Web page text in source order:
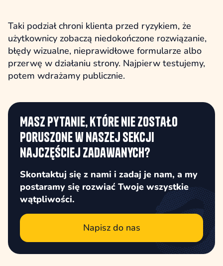
Taki podział chroni klienta przed ryzykiem, że
użytkownicy zobaczą niedokończone rozwiązanie,
błędy wizualne, nieprawidłowe formularze albo
przerwę w działaniu strony. Najpierw testujemy,
potem wdrażamy publicznie.
Masz pytanie, które nie zostało
poruszone w naszej sekcji
najczęściej zadawanych?
Skontaktuj się z nami i zadaj je nam, a my
postaramy się rozwiać Twoje wszystkie
wątpliwości.
Napisz do nas